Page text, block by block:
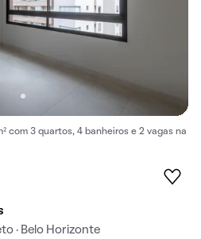
com 3 quartos, 4 banheiros e 2 vagas na
· Belo Horizonte